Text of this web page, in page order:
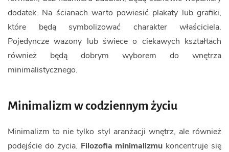
dodatek. Na ścianach warto powiesić plakaty lub grafiki,
które będą symbolizować charakter właściciela.
Pojedyncze wazony lub świece o ciekawych kształtach
również będą dobrym wyborem do wnętrza
minimalistycznego.
Minimalizm w codziennym życiu
Minimalizm to nie tylko styl aranżacji wnętrz, ale również
podejście do życia. Filozofia minimalizmu koncentruje się